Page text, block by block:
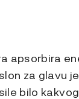
apsorbira
za glavu
bilo